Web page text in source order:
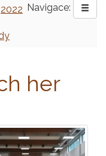
Navigace:
2022
her